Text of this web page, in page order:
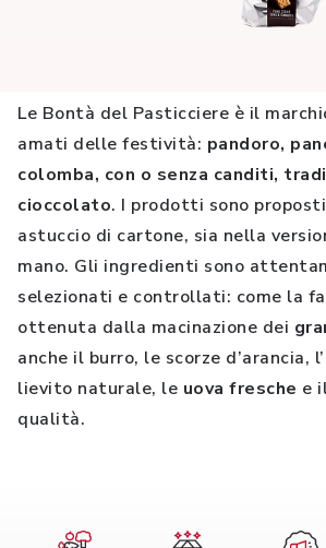
Le Bontà del Pasticciere è il
amati delle festività: pandoro,
colomba, con o senza canditi,
cioccolato. I prodotti sono
astuccio di cartone, sia nella
mano. Gli ingredienti sono
selezionati e controllati: come la
ottenuta dalla macinazione dei
anche il burro, le scorze d’arancia,
lievito naturale, le uova fresche e
qualità.